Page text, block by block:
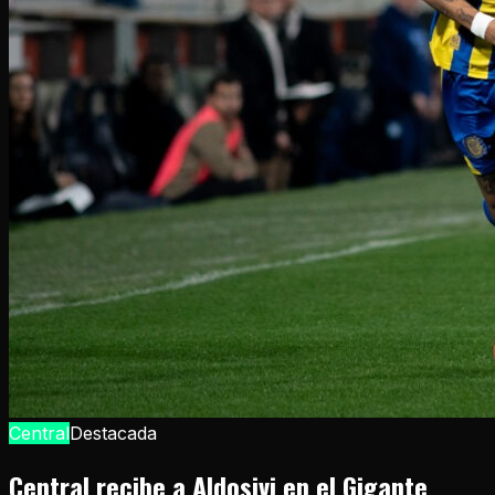
CentralDestacada
Central recibe a Aldosivi en el Gigante